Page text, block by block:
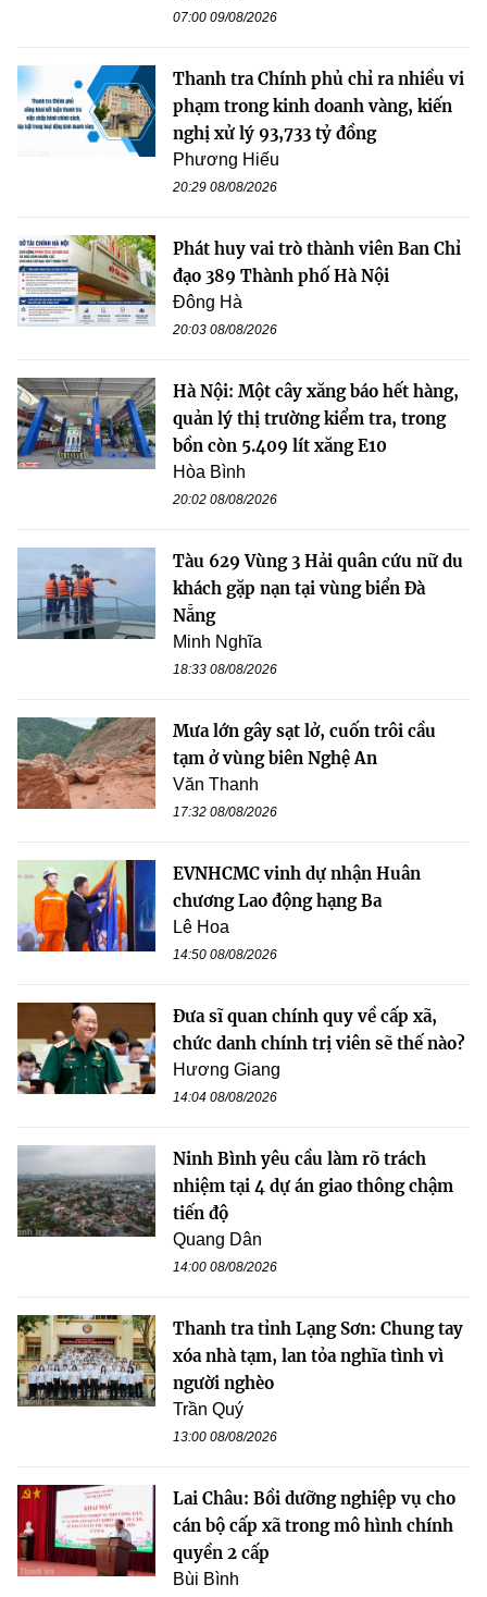
07:00 09/08/2026
Thanh tra Chính phủ chỉ ra nhiều vi
phạm trong kinh doanh vàng, kiến
nghị xử lý 93,733 tỷ đồng
Phương Hiếu
20:29 08/08/2026
Phát huy vai trò thành viên Ban Chỉ
đạo 389 Thành phố Hà Nội
Đông Hà
20:03 08/08/2026
Hà Nội: Một cây xăng báo hết hàng,
quản lý thị trường kiểm tra, trong
bồn còn 5.409 lít xăng E10
Hòa Bình
20:02 08/08/2026
Tàu 629 Vùng 3 Hải quân cứu nữ du
khách gặp nạn tại vùng biển Đà
Nẵng
Minh Nghĩa
18:33 08/08/2026
Mưa lớn gây sạt lở, cuốn trôi cầu
tạm ở vùng biên Nghệ An
Văn Thanh
17:32 08/08/2026
EVNHCMC vinh dự nhận Huân
chương Lao động hạng Ba
Lê Hoa
14:50 08/08/2026
Đưa sĩ quan chính quy về cấp xã,
chức danh chính trị viên sẽ thế nào?
Hương Giang
14:04 08/08/2026
Ninh Bình yêu cầu làm rõ trách
nhiệm tại 4 dự án giao thông chậm
tiến độ
Quang Dân
14:00 08/08/2026
Thanh tra tỉnh Lạng Sơn: Chung tay
xóa nhà tạm, lan tỏa nghĩa tình vì
người nghèo
Trần Quý
13:00 08/08/2026
Lai Châu: Bồi dưỡng nghiệp vụ cho
cán bộ cấp xã trong mô hình chính
quyền 2 cấp
Bùi Bình